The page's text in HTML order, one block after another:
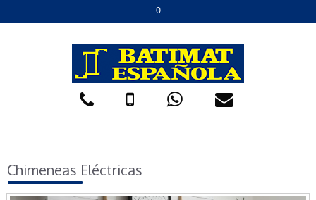
0
Chimeneas Eléctricas